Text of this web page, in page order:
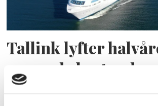
Tallink lyfter
pressade kostnader